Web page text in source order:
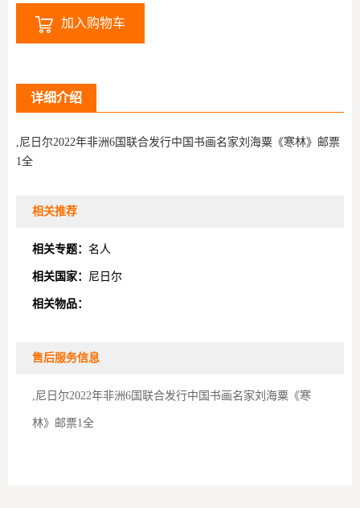
加入购物车
详细介绍
,尼日尔2022年非洲6国联合发行中国书画名家刘海粟《寒林》邮票
1全
相关推荐
相关专题： 名人
相关国家： 尼日尔
相关物品：
售后服务信息
,尼日尔2022年非洲6国联合发行中国书画名家刘海粟《寒
林》邮票1全